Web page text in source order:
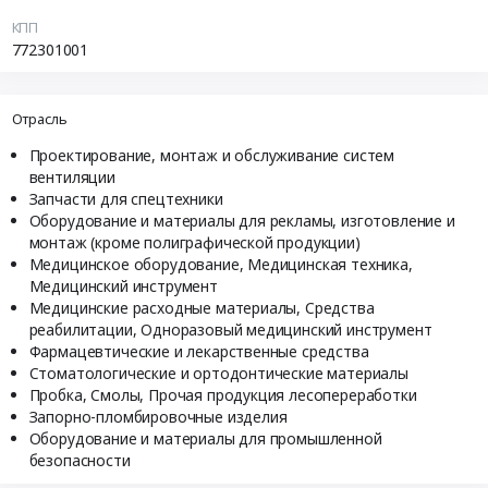
КПП
772301001
Отрасль
Проектирование, монтаж и обслуживание систем
вентиляции
Запчасти для спецтехники
Оборудование и материалы для рекламы, изготовление и
монтаж (кроме полиграфической продукции)
Медицинское оборудование, Медицинская техника,
Медицинский инструмент
Медицинские расходные материалы, Средства
реабилитации, Одноразовый медицинский инструмент
Фармацевтические и лекарственные средства
Стоматологические и ортодонтические материалы
Пробка, Смолы, Прочая продукция лесопереработки
Запорно-пломбировочные изделия
Оборудование и материалы для промышленной
безопасности